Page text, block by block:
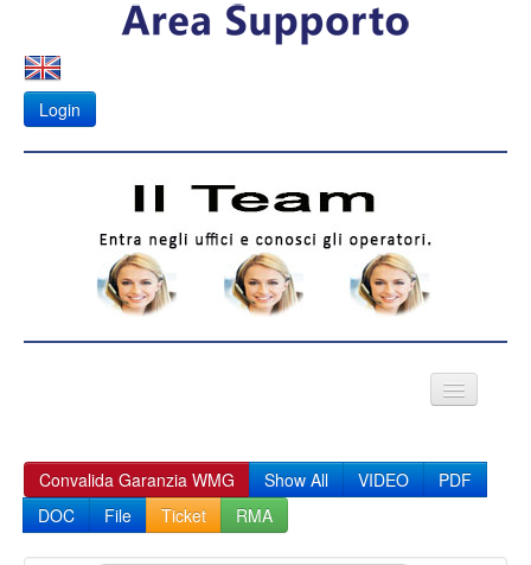
Login
Fotovoltaico
APK
Convalida Garanzia WMG Show All VIDEO
PDF
DOC
File Ticket RMA